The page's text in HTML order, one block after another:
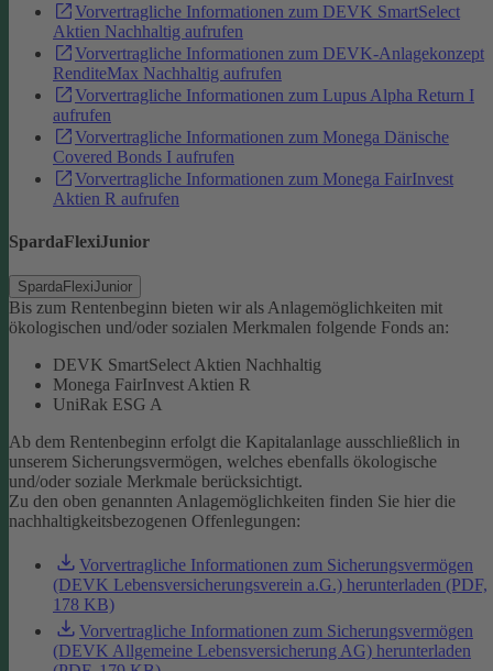
Vorvertragliche Informationen zum DEVK SmartSelect
Aktien Nachhaltig aufrufen
Vorvertragliche Informationen zum DEVK-Anlagekonzept
RenditeMax Nachhaltig aufrufen
Vorvertragliche Informationen zum Lupus Alpha Return I
aufrufen
Vorvertragliche Informationen zum Monega Dänische
Covered Bonds I aufrufen
Vorvertragliche Informationen zum Monega FairInvest
Aktien R aufrufen
SpardaFlexiJunior
SpardaFlexiJunior
Bis zum Rentenbeginn bieten wir als Anlagemöglichkeiten mit
ökologischen und/oder sozialen Merkmalen folgende Fonds an:
DEVK SmartSelect Aktien Nachhaltig
Monega FairInvest Aktien R
UniRak ESG A
Ab dem Rentenbeginn erfolgt die Kapitalanlage ausschließlich in
unserem Sicherungsvermögen, welches ebenfalls ökologische
und/oder soziale Merkmale berücksichtigt.
Zu den oben genannten Anlagemöglichkeiten finden Sie hier die
nachhaltigkeitsbezogenen Offenlegungen:
Vorvertragliche Informationen zum Sicherungsvermögen
(DEVK Lebensversicherungsverein a.G.) herunterladen (PDF,
178 KB)
Vorvertragliche Informationen zum Sicherungsvermögen
(DEVK Allgemeine Lebensversicherung AG) herunterladen